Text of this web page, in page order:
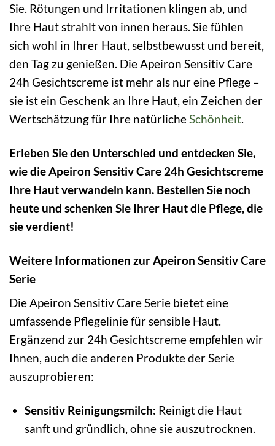
Sie. Rötungen und Irritationen klingen ab, und
Ihre Haut strahlt von innen heraus. Sie fühlen
sich wohl in Ihrer Haut, selbstbewusst und bereit,
den Tag zu genießen. Die Apeiron Sensitiv Care
24h Gesichtscreme ist mehr als nur eine Pflege –
sie ist ein Geschenk an Ihre Haut, ein Zeichen der
Wertschätzung für Ihre natürlicheSchönheit.
Erleben Sie den Unterschied und entdecken Sie,
wie die Apeiron Sensitiv Care 24h Gesichtscreme
Ihre Haut verwandeln kann. Bestellen Sie noch
heute und schenken Sie Ihrer Haut die Pflege, die
sie verdient!
Weitere Informationen zur Apeiron Sensitiv Care
Serie
Die Apeiron Sensitiv Care Serie bietet eine
umfassende Pflegelinie für sensible Haut.
Ergänzend zur 24h Gesichtscreme empfehlen wir
Ihnen, auch die anderen Produkte der Serie
auszuprobieren:
Sensitiv Reinigungsmilch: Reinigt die Haut
sanft und gründlich, ohne sie auszutrocknen.